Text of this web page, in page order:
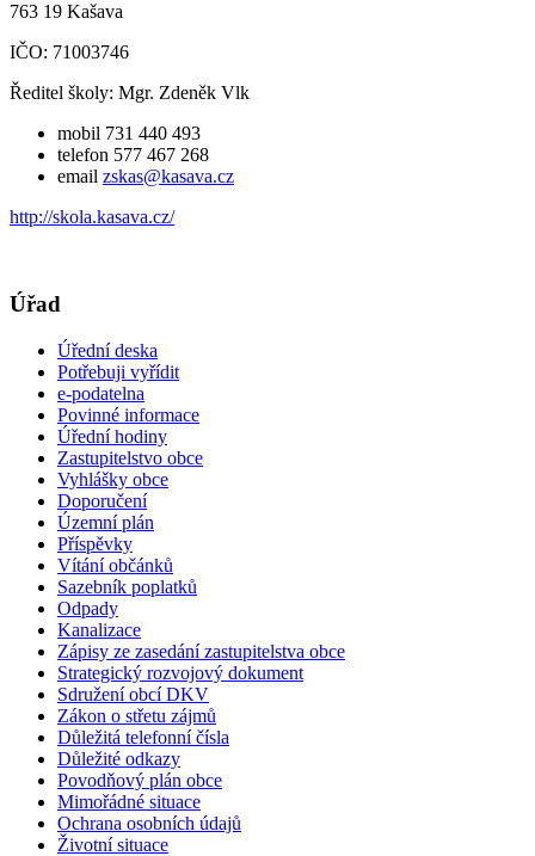
763 19 Kašava
IČO: 71003746
Ředitel školy: Mgr. Zdeněk Vlk
mobil 731 440 493
telefon 577 467 268
email zskas@kasava.cz
http://skola.kasava.cz/
Úřad
Úřední deska
Potřebuji vyřídit
e-podatelna
Povinné informace
Úřední hodiny
Zastupitelstvo obce
Vyhlášky obce
Doporučení
Územní plán
Příspěvky
Vítání občánků
Sazebník poplatků
Odpady
Kanalizace
Zápisy ze zasedání zastupitelstva obce
Strategický rozvojový dokument
Sdružení obcí DKV
Zákon o střetu zájmů
Důležitá telefonní čísla
Důležité odkazy
Povodňový plán obce
Mimořádné situace
Ochrana osobních údajů
Životní situace